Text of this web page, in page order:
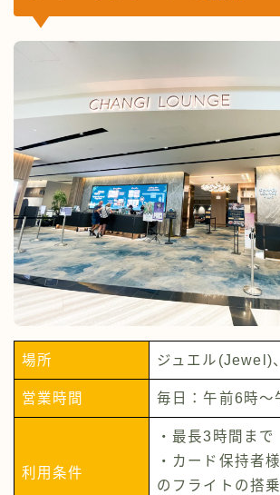
場所 ジュエル(Jewel)
営業時間 毎日：午前6時～
利用条件
・最長3時間まで
・カード保持者
のフライトの搭